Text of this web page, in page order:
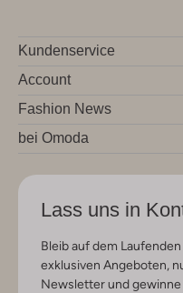
Kundenservice
Account
Fashion News
bei Omoda
Lass uns in
Bleib auf dem
exklusiven Angeboten,
Newsletter und